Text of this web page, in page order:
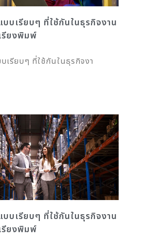
บบเรียบๆ ที่ใช้กันในธุรกิจงาน
รียงพิมพ์
เรียบๆ ที่ใช้กันในธุรกิจงา
บบเรียบๆ ที่ใช้กันในธุรกิจงาน
รียงพิมพ์